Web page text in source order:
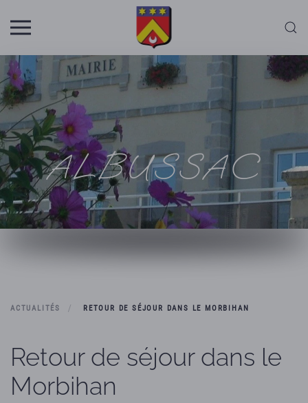
Skip to main content
ALBUSSAC
ACTUALITÉS RETOUR DE SÉJOUR DANS LE MORBIHAN
Retour de séjour dans le
Morbihan